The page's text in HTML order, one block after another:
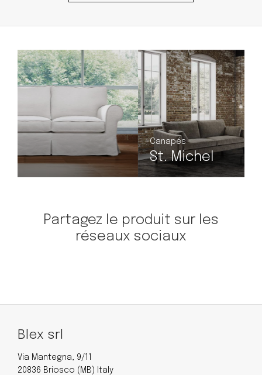
Canapés
St. Michel
Partagez le produit sur les
réseaux sociaux
Blex srl
Via Mantegna, 9/11
20836 Briosco (MB) Italy